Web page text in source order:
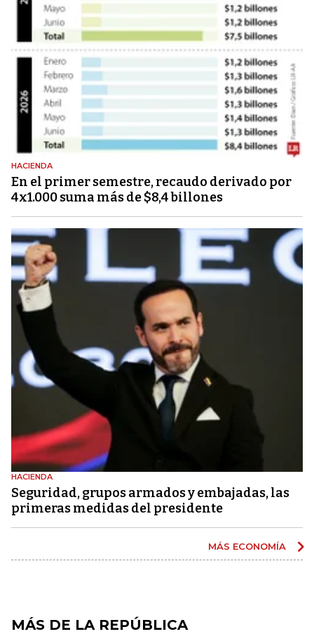
HACIENDA
En el primer semestre, recaudo derivado por
4x1.000 suma más de $8,4 billones
HACIENDA
Seguridad, grupos armados y embajadas, las
primeras medidas del presidente
MÁS ECONOMÍA
MÁS DE LA REPÚBLICA